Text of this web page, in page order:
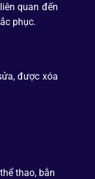
quan đến
phục.
được xóa
thao, bắn